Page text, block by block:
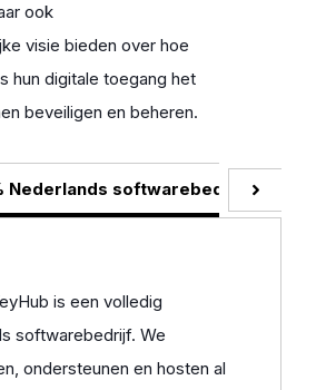
ook
visie bieden over hoe
hun digitale toegang het
beveiligen en beheren.
Nederlands softwarebedrijf
is een volledig
softwarebedrijf. We
ondersteunen en hosten al